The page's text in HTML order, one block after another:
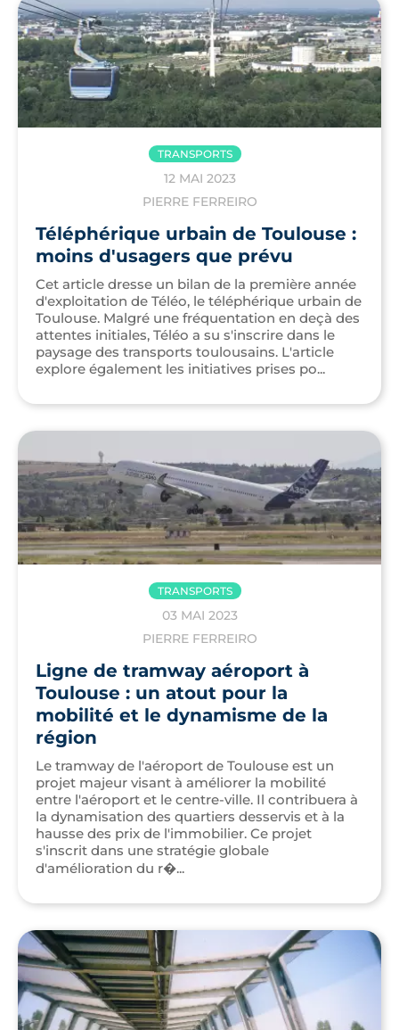
TRANSPORTS
12 MAI 2023
PIERRE FERREIRO
Téléphérique urbain de Toulouse :
moins d'usagers que prévu
Cet article dresse un bilan de la première année
d'exploitation de Téléo, le téléphérique urbain de
Toulouse. Malgré une fréquentation en deçà des
attentes initiales, Téléo a su s'inscrire dans le
paysage des transports toulousains. L'article
explore également les initiatives prises po...
TRANSPORTS
03 MAI 2023
PIERRE FERREIRO
Ligne de tramway aéroport à
Toulouse : un atout pour la
mobilité et le dynamisme de la
région
Le tramway de l'aéroport de Toulouse est un
projet majeur visant à améliorer la mobilité
entre l'aéroport et le centre-ville. Il contribuera à
la dynamisation des quartiers desservis et à la
hausse des prix de l'immobilier. Ce projet
s'inscrit dans une stratégie globale
d'amélioration du r�...